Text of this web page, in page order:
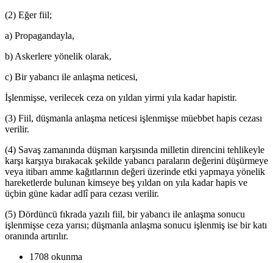
(2) Eğer fiil;
a) Propagandayla,
b) Askerlere yönelik olarak,
c) Bir yabancı ile anlaşma neticesi,
İşlenmişse, verilecek ceza on yıldan yirmi yıla kadar hapistir.
(3) Fiil, düşmanla anlaşma neticesi işlenmişse müebbet hapis cezası
verilir.
(4) Savaş zamanında düşman karşısında milletin direncini tehlikeyle
karşı karşıya bırakacak şekilde yabancı paraların değerini düşürmeye
veya itibarı amme kağıtlarının değeri üzerinde etki yapmaya yönelik
hareketlerde bulunan kimseye beş yıldan on yıla kadar hapis ve
üçbin güne kadar adlî para cezası verilir.
(5) Dördüncü fıkrada yazılı fiil, bir yabancı ile anlaşma sonucu
işlenmişse ceza yarısı; düşmanla anlaşma sonucu işlenmiş ise bir katı
oranında artırılır.
1708 okunma